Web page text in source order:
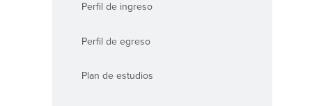
Perfil de ingreso
Perfil de egreso
Plan de estudios